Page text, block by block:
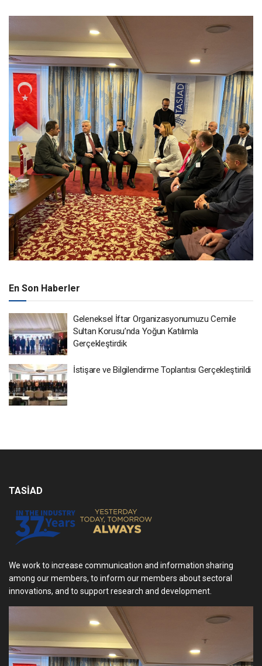
En Son Haberler
Geleneksel İftar Organizasyonumuzu Cemile
Sultan Korusu’nda Yoğun Katılımla
Gerçekleştirdik
İstişare ve Bilgilendirme Toplantısı Gerçekleştirildi
TASİAD
We work to increase communication and information sharing
among our members, to inform our members about sectoral
innovations, and to support research and development.